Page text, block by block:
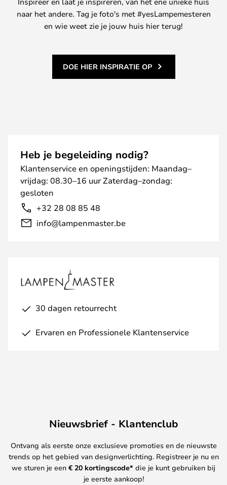
naar het andere. Tag je foto's met #yesLampemesteren
en wie weet zie je jouw huis hier terug!
DOE HIER INSPIRATIE OP
Heb je begeleiding nodig?
Klantenservice en openingstijden: Maandag–
vrijdag: 08.30–16 uur Zaterdag–zondag:
gesloten
+32 28 08 85 48
info@lampenmaster.be
30 dagen retourrecht
Ervaren en Professionele Klantenservice
Nieuwsbrief - Klantenclub
Ontvang als eerste onze exclusieve promoties en de nieuwste
trends op het gebied van designverlichting. Registreer je nu en
we sturen je een € 20 kortingscode* die je kunt gebruiken bij
je eerste aankoop!